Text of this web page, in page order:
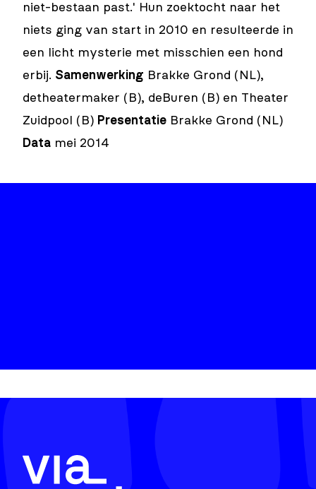
niet-bestaan past.' Hun zoektocht naar het
niets ging van start in 2010 en resulteerde in
een licht mysterie met misschien een hond
erbij. Samenwerking Brakke Grond (NL),
detheatermaker (B), deBuren (B) en Theater
Zuidpool (B) Presentatie Brakke Grond (NL)
Data mei 2014